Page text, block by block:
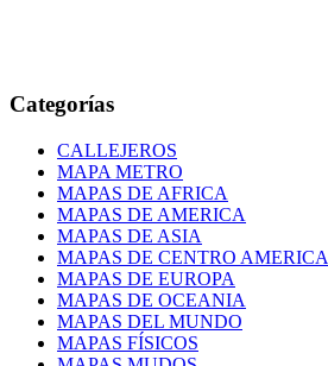
Categorías
CALLEJEROS
MAPA METRO
MAPAS DE AFRICA
MAPAS DE AMERICA
MAPAS DE ASIA
MAPAS DE CENTRO AMERICA
MAPAS DE EUROPA
MAPAS DE OCEANIA
MAPAS DEL MUNDO
MAPAS FÍSICOS